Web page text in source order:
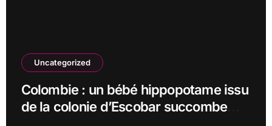
Uncategorized
Colombie : un bébé hippopotame issu
de la colonie d’Escobar succombe